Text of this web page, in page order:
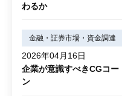
わるか
金融・証券市場・資金調達
2026年04月16日
企業が意識すべきCGコ
ン